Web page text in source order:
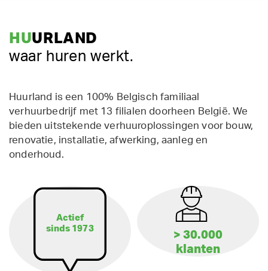
HUURLAND
waar huren werkt.
Huurland is een 100% Belgisch familiaal
verhuurbedrijf met 13 filialen doorheen België. We
bieden uitstekende verhuuroplossingen voor bouw,
renovatie, installatie, afwerking, aanleg en
onderhoud.
Actief
sinds 1973
> 30.000
klanten